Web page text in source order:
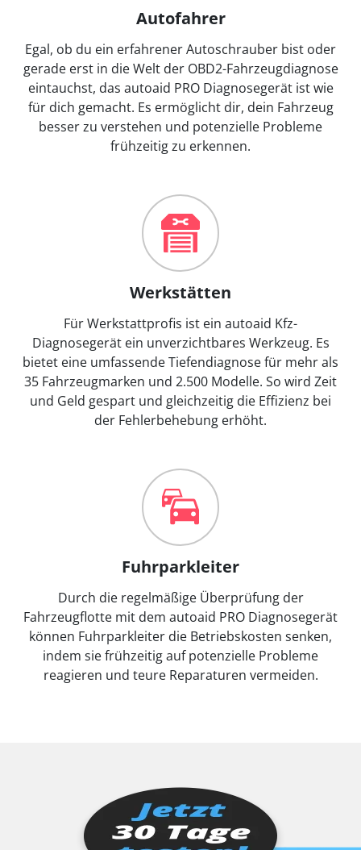
Autofahrer
Egal, ob du ein erfahrener Autoschrauber bist oder
gerade erst in die Welt der OBD2-Fahrzeugdiagnose
eintauchst, das autoaid PRO Diagnosegerät ist wie
für dich gemacht. Es ermöglicht dir, dein Fahrzeug
besser zu verstehen und potenzielle Probleme
frühzeitig zu erkennen.
Werkstätten
Für Werkstattprofis ist ein autoaid Kfz-
Diagnosegerät ein unverzichtbares Werkzeug. Es
bietet eine umfassende Tiefendiagnose für mehr als
35 Fahrzeugmarken und 2.500 Modelle. So wird Zeit
und Geld gespart und gleichzeitig die Effizienz bei
der Fehlerbehebung erhöht.
Fuhrparkleiter
Durch die regelmäßige Überprüfung der
Fahrzeugflotte mit dem autoaid PRO Diagnosegerät
können Fuhrparkleiter die Betriebskosten senken,
indem sie frühzeitig auf potenzielle Probleme
reagieren und teure Reparaturen vermeiden.